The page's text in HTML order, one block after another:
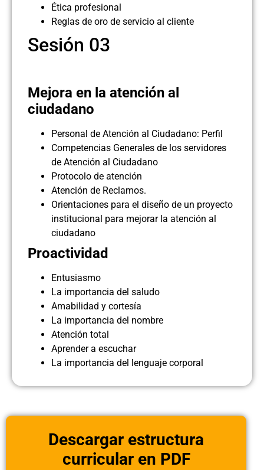
Ética profesional
Reglas de oro de servicio al cliente
Sesión 03
Mejora en la atención al
ciudadano
Personal de Atención al Ciudadano: Perfil
Competencias Generales de los servidores
de Atención al Ciudadano
Protocolo de atención
Atención de Reclamos.
Orientaciones para el diseño de un proyecto
institucional para mejorar la atención al
ciudadano
Proactividad
Entusiasmo
La importancia del saludo
Amabilidad y cortesía
La importancia del nombre
Atención total
Aprender a escuchar
La importancia del lenguaje corporal
Descargar estructura
curricular en PDF